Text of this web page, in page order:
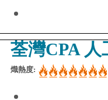
荃灣CPA
熾熱度: